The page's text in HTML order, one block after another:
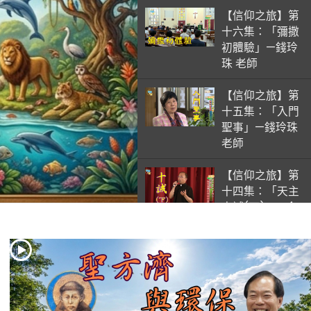
【信仰之旅】第
十六集：「彌撒
初體驗」—錢玲
珠 老師
【信仰之旅】第
十五集：「入門
聖事」—錢玲珠
老師
【信仰之旅】第
十四集：「天主
十誡(下)」—金
【信仰之旅】第
十三集：「天主
十誡(上)」—金
毓瑋 神父